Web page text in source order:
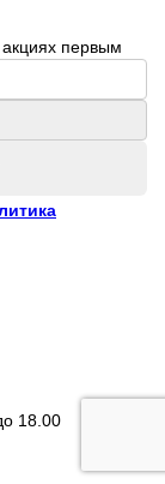
акциях первым
18.00